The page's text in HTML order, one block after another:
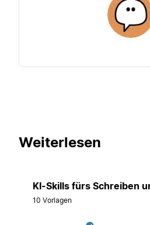
Weiterlesen
KI-Skills fürs Schreiben
10 Vorlagen